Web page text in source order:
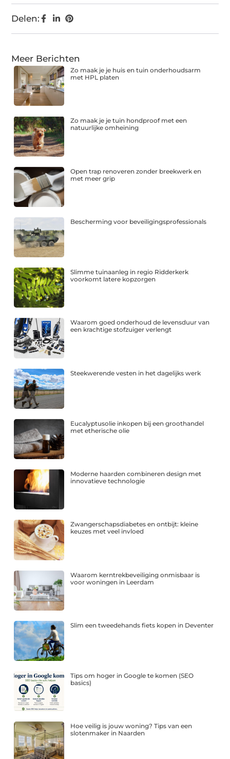
Delen:
Meer Berichten
Zo maak je je huis en tuin onderhoudsarm
met HPL platen
Zo maak je je tuin hondproof met een
natuurlijke omheining
Open trap renoveren zonder breekwerk en
met meer grip
Bescherming voor beveiligingsprofessionals
Slimme tuinaanleg in regio Ridderkerk
voorkomt latere kopzorgen
Waarom goed onderhoud de levensduur van
een krachtige stofzuiger verlengt
Steekwerende vesten in het dagelijks werk
Eucalyptusolie inkopen bij een groothandel
met etherische olie
Moderne haarden combineren design met
innovatieve technologie
Zwangerschapsdiabetes en ontbijt: kleine
keuzes met veel invloed
Waarom kerntrekbeveiliging onmisbaar is
voor woningen in Leerdam
Slim een tweedehands fiets kopen in Deventer
Tips om hoger in Google te komen (SEO
basics)
Hoe veilig is jouw woning? Tips van een
slotenmaker in Naarden